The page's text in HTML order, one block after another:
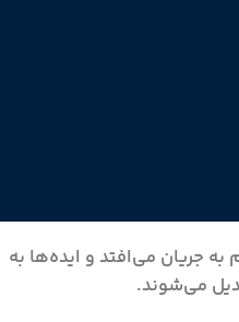
جریان می‌افتد و ایده‌ها به
می‌شوند.